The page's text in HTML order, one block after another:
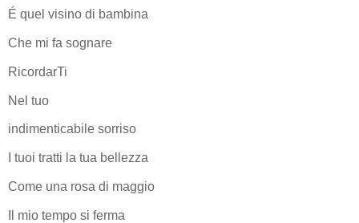
É quel visino di bambina
Che mi fa sognare
RicordarTi
Nel tuo
indimenticabile sorriso
I tuoi tratti la tua bellezza
Come una rosa di maggio
Il mio tempo si ferma